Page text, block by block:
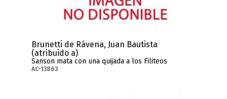
Brunetti de Rávena, Juan Bautista
(atribuido a)
Sanson mata con una quijada a los Filiteos
AC-13863